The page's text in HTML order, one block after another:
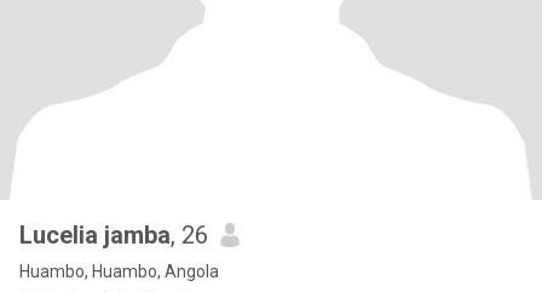
Lucelia jamba, 26
Huambo, Huambo, Angola